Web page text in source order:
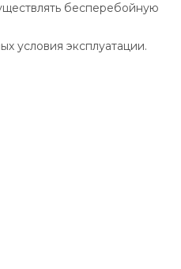
бесперебойную
условия эксплуатации.